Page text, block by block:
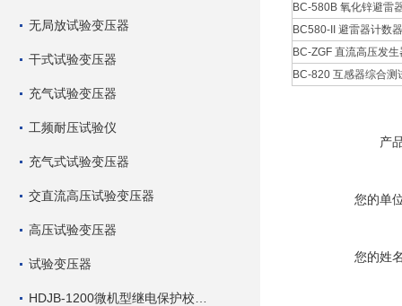
无局放试验变压器
干式试验变压器
充气试验变压器
工频耐压试验仪
充气式试验变压器
交直流高压试验变压器
高压试验变压器
试验变压器
BC-580B 氧化锌避雷
BC580-II 避雷器计数
BC-ZGF 直流高压发
BC-820 互感器综合测
产
您的单
您的姓